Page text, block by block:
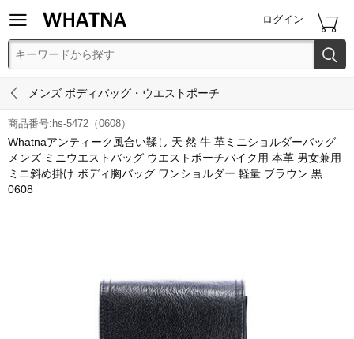
 ログイン 

 メンズ ボディバッグ・ウエストポーチ
商品番号:hs-5472（0608）
Whatnaアンティーク風合い鞣し 天 然 牛 革ミニショルダーバッグ
メンズ ミニウエストバッグ ウエストポーチバイク用 本革 男女兼用
ミニ斜め掛け ボディ胸バッグ ワンショルダー 軽量 ブラウン 黒
0608